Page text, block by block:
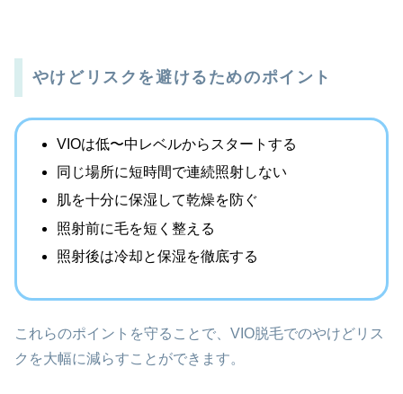
やけどリスクを避けるためのポイント
VIOは低〜中レベルからスタートする
同じ場所に短時間で連続照射しない
肌を十分に保湿して乾燥を防ぐ
照射前に毛を短く整える
照射後は冷却と保湿を徹底する
これらのポイントを守ることで、VIO脱毛でのやけどリス
クを大幅に減らすことができます。